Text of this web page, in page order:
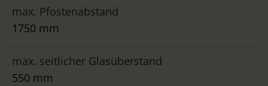
max. Pfostenabstand
1750 mm
max. seitlicher Glasüberstand
550 mm